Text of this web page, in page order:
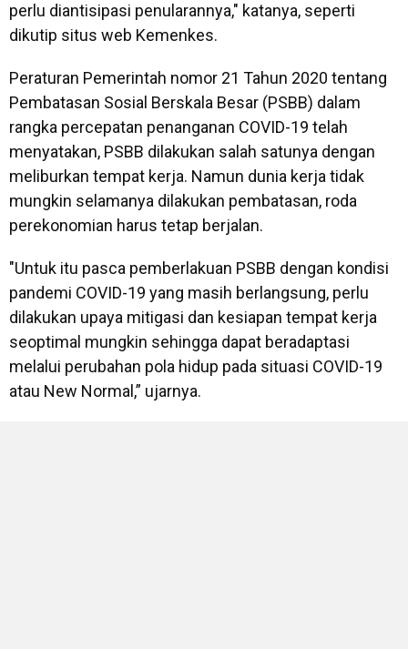
perlu diantisipasi penularannya," katanya, seperti
dikutip situs web Kemenkes.
Peraturan Pemerintah nomor 21 Tahun 2020 tentang
Pembatasan Sosial Berskala Besar (PSBB) dalam
rangka percepatan penanganan COVID-19 telah
menyatakan, PSBB dilakukan salah satunya dengan
meliburkan tempat kerja. Namun dunia kerja tidak
mungkin selamanya dilakukan pembatasan, roda
perekonomian harus tetap berjalan.
"Untuk itu pasca pemberlakuan PSBB dengan kondisi
pandemi COVID-19 yang masih berlangsung, perlu
dilakukan upaya mitigasi dan kesiapan tempat kerja
seoptimal mungkin sehingga dapat beradaptasi
melalui perubahan pola hidup pada situasi COVID-19
atau New Normal,” ujarnya.